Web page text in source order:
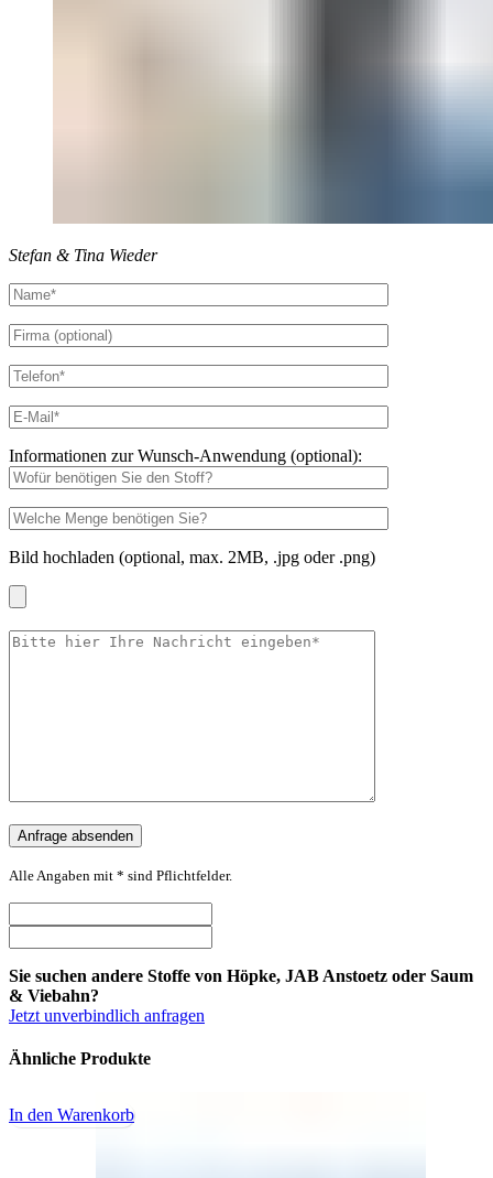
Stefan & Tina Wieder
Informationen zur Wunsch-Anwendung (optional):
Bild hochladen (optional, max. 2MB, .jpg oder .png)
Alle Angaben mit * sind Pflichtfelder.
Sie suchen andere Stoffe von Höpke, JAB Anstoetz oder Saum
& Viebahn?
Jetzt unverbindlich anfragen
Ähnliche Produkte
In den Warenkorb